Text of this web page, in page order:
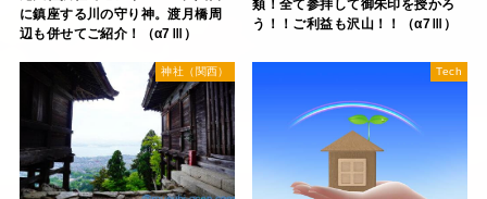
に鎮座する川の守り神。渡月橋周
辺も併せてご紹介！（α7Ⅲ）
類！全て参拝して御朱印を授かろ
う！！ご利益も沢山！！（α7Ⅲ）
神社（関西） Tech